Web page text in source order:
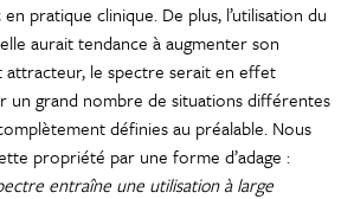
pratique clinique. De plus, l’utilisation du
aurait tendance à augmenter son
le spectre serait en effet
un grand nombre de situations différentes
définies au préalable. Nous
propriété par une forme d’adage :
entraîne une utilisation à large